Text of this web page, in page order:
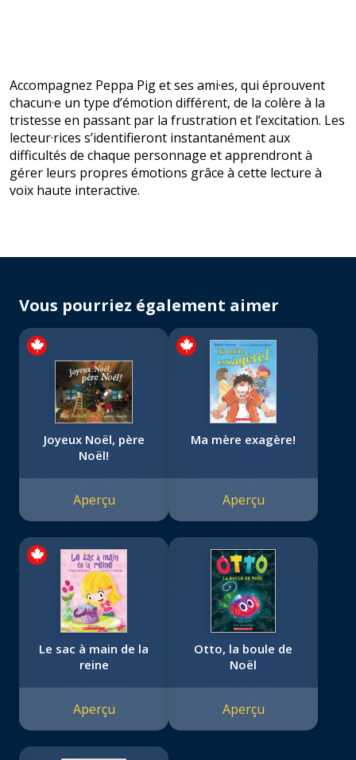
Accompagnez Peppa Pig et ses ami·es, qui éprouvent
chacun·e un type d’émotion différent, de la colère à la
tristesse en passant par la frustration et l’excitation. Les
lecteur·rices s’identifieront instantanément aux
difficultés de chaque personnage et apprendront à
gérer leurs propres émotions grâce à cette lecture à
voix haute interactive.
Vous pourriez également aimer
Joyeux Noël, père
Noël!
Aperçu
Ma mère exagère!
Aperçu
Le sac à main de la
reine
Aperçu
Otto, la boule de
Noël
Aperçu